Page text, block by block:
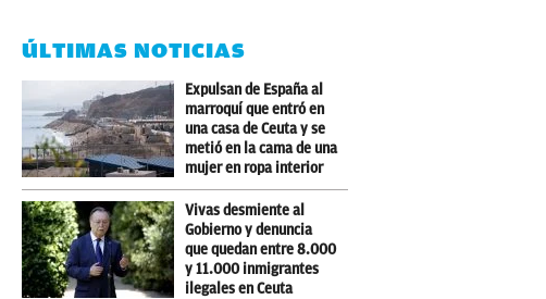
ÚLTIMAS NOTICIAS
Expulsan de España al
marroquí que entró en
una casa de Ceuta y se
metió en la cama de una
mujer en ropa interior
Vivas desmiente al
Gobierno y denuncia
que quedan entre 8.000
y 11.000 inmigrantes
ilegales en Ceuta